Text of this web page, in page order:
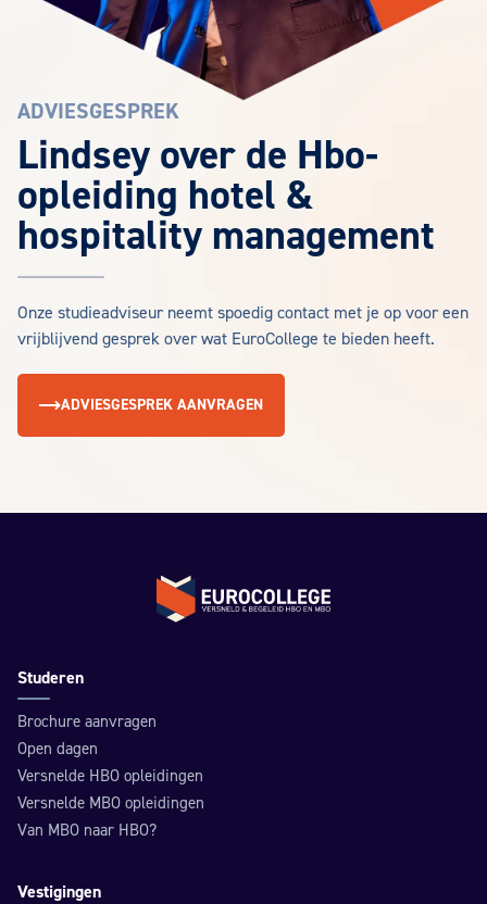
ADVIESGESPREK
Lindsey over de Hbo-
opleiding hotel &
hospitality management
Onze studieadviseur neemt spoedig contact met je op voor een
vrijblijvend gesprek over wat EuroCollege te bieden heeft.
ADVIESGESPREK AANVRAGEN
Terug naar de homepage
Studeren
Brochure aanvragen
Open dagen
Versnelde HBO opleidingen
Versnelde MBO opleidingen
Van MBO naar HBO?
Vestigingen